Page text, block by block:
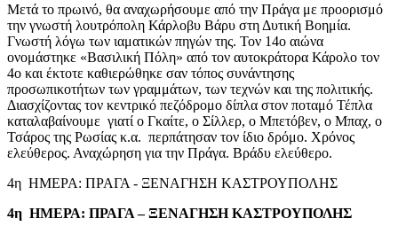
Μετά το πρωινό, θα αναχωρήσουμε από την Πράγα με προορισμό
την γνωστή λουτρόπολη Κάρλοβυ Βάρυ στη Δυτική Βοημία.
Γνωστή λόγω των ιαματικών πηγών της. Τον 14ο αιώνα
ονομάστηκε «Βασιλική Πόλη» από τον αυτοκράτορα Κάρολο τον
4ο και έκτοτε καθιερώθηκε σαν τόπος συνάντησης
προσωπικοτήτων των γραμμάτων, των τεχνών και της πολιτικής.
Διασχίζοντας τον κεντρικό πεζόδρομο δίπλα στον ποταμό Τέπλα
καταλαβαίνουμε γιατί ο Γκαίτε, ο Σίλλερ, ο Μπετόβεν, ο Μπαχ, ο
Τσάρος της Ρωσίας κ.α. περπάτησαν τον ίδιο δρόμο. Χρόνος
ελεύθερος. Αναχώρηση για την Πράγα. Βράδυ ελεύθερο.
4η ΗΜΕΡΑ: ΠΡΑΓΑ - ΞΕΝΑΓΗΣΗ ΚΑΣΤΡΟΥΠΟΛΗΣ
4η ΗΜΕΡΑ: ΠΡΑΓΑ – ΞΕΝΑΓΗΣΗ ΚΑΣΤΡΟΥΠΟΛΗΣ